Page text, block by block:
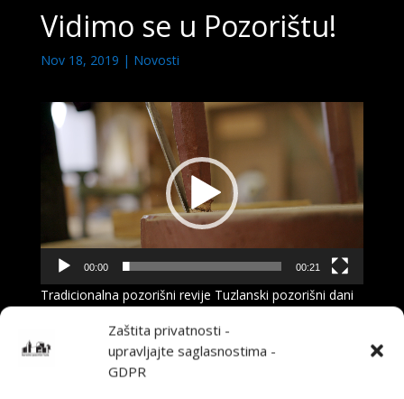
Zaštita privatnosti -
upravljajte saglasnostima -
GDPR
Vidimo se u Pozorištu!
Nov 18, 2019 | Novosti
Video
Player
00:00 00:21
Tradicionalna pozorišni revije Tuzlanski pozorišni dani
u Pozorištu!